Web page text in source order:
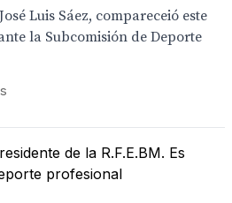
Luis Sáez, compareceió este
la Subcomisión de Deporte